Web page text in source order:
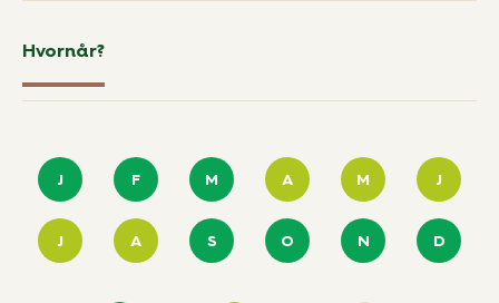
Hvornår?
J F M A M J
J A S O N D